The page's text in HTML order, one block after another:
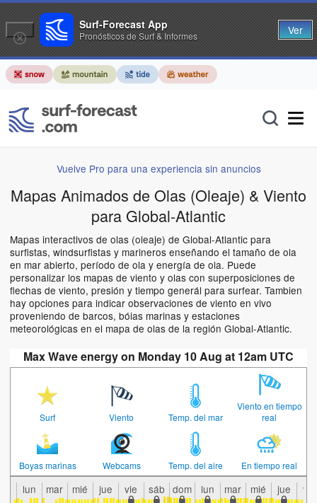
Vuelve Pro para una experiencia sin anuncios
Mapas Animados de Olas (Oleaje) & Viento
para Global-Atlantic
Mapas interactivos de olas (oleaje) de Global-Atlantic para
surfistas, windsurfistas y marineros enseñando el tamaño de ola
en mar abierto, período de ola y energía de ola. Puede
personalizar los mapas de viento y olas con superposiciones de
flechas de viento, presión y tiempo generál para surfear. Tambien
hay opciones para indicar observaciones de viento en vivo
proveniendo de barcos, bóias marinas y estaciones
meteorológicas en el mapa de olas de la región Global-Atlantic.
Max Wave energy on Monday 10 Aug at 12am UTC
Surf Viento Temp. del mar
Viento en tiempo
real
Boyas marinas Webcams Temp. del aire En tiempo real
lun mar mié jue vie sáb dom lun mar mié jue vie
Surf-Forecast App
Pronósticos de Surf & Informes Ver